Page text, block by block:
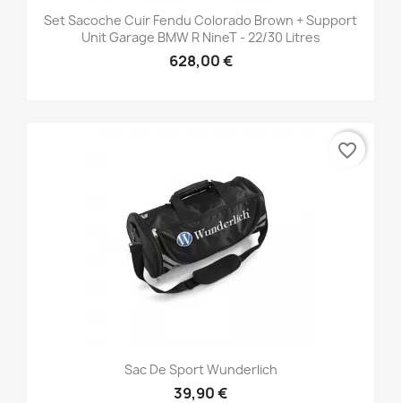
Set Sacoche Cuir Fendu Colorado Brown + Support
Unit Garage BMW R NineT - 22/30 Litres
628,00 €
Sac De Sport Wunderlich
39,90 €
favorite_border